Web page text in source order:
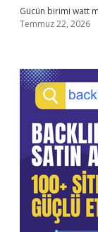
Gücün birimi watt
Temmuz 22, 2026